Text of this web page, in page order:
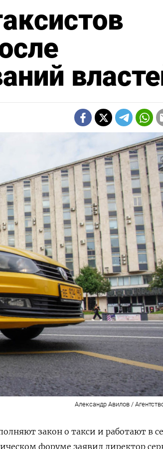
Александр Авилов /
закон о такси и работают в
форуме заявил директор